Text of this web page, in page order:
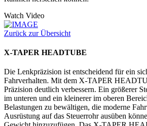
Watch Video
Zurück zur Übersicht
X-TAPER HEADTUBE
Die Lenkpräzision ist entscheidend für ein
Fahrverhalten. Mit dem X-TAPER
Präzision deutlich verbessern. Ein größerer
im unteren und ein kleinerer im oberen
Belastungen zu bewältigen, die moderne
Ausrüstung auf das Steuerrohr ausüben